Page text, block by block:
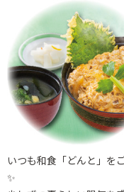
いつも和食「どんと」を
✨